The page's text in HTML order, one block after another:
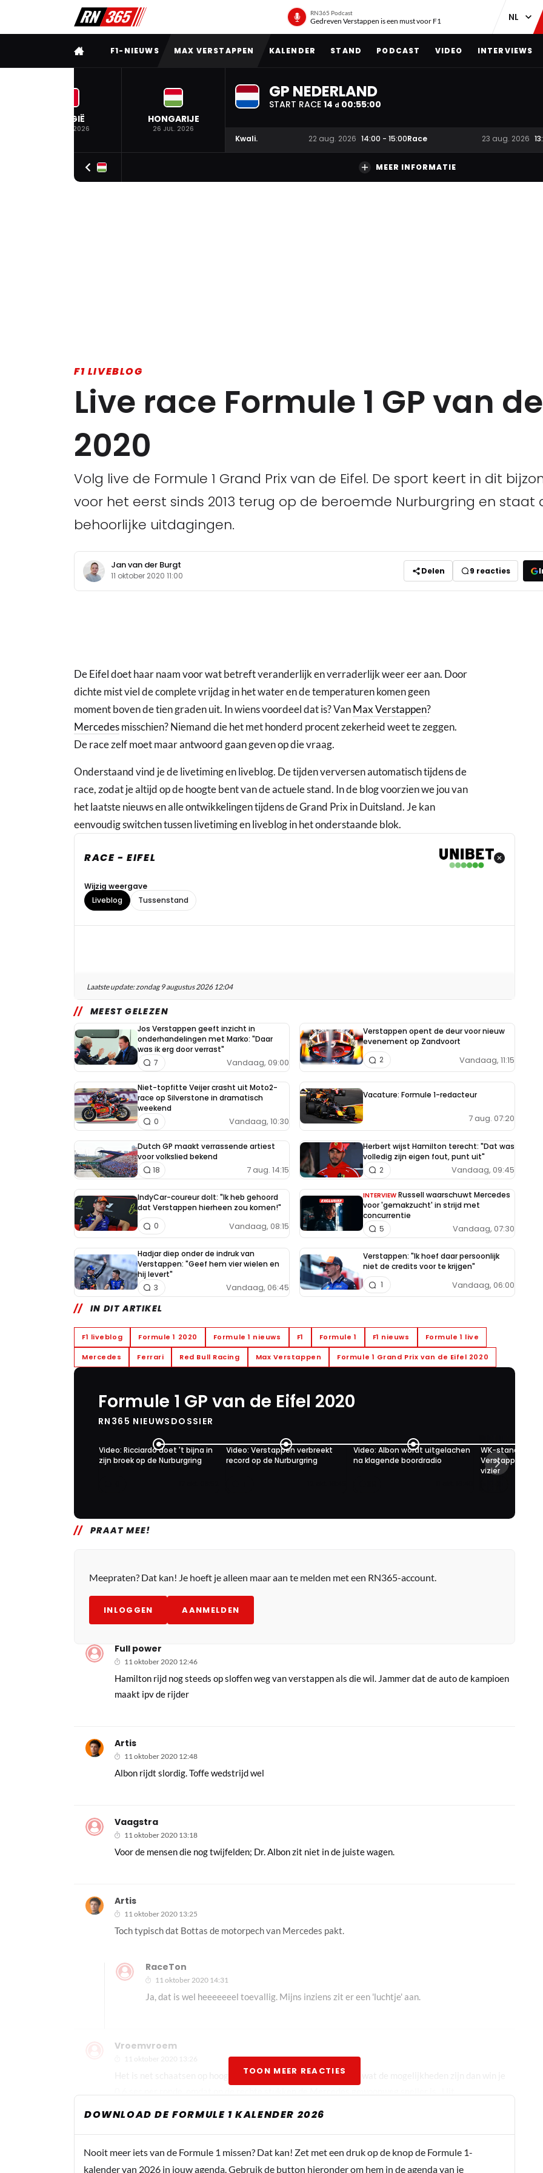
RN365 Podcast
Gedreven Verstappen is een must voor F1
VOLLEDIG MENU
F1-NIEUWS MAX VERSTAPPEN KALENDER STAND PODCAST VIDEO INTERVIEWS
BELGIË
19 JUL. 2026
HONGARIJE
26 JUL. 2026
GP NEDERLAND
START RACE 14 d 00:54:59
Kwali. 22 aug. 2026 14:00 - 15:00Race 23 aug. 2026
MEER INFORMATIE
F1 LIVEBLOG
Live race Formule 1 GP van
2020
Volg live de Formule 1 Grand Prix van de Eifel. De sport keert in dit
voor het eerst sinds 2013 terug op de beroemde Nurburgring en staat
behoorlijke uitdagingen.
Jan van der Burgt
11 oktober 2020 11:00 Delen 9 reacties
De Eifel doet haar naam voor wat betreft veranderlijk en verraderlijk weer eer aan. Door
dichte mist viel de complete vrijdag in het water en de temperaturen komen geen
moment boven de tien graden uit. In wiens voordeel dat is? VanMax Verstappen?
Mercedesmisschien? Niemand die het met honderd procent zekerheid weet te zeggen.
De race zelf moet maar antwoord gaan geven op die vraag.
Onderstaand vind je de livetiming en liveblog. De tijden verversen automatisch tijdens de
race, zodat je altijd op de hoogte bent van de actuele stand. In de blog voorzien we jou van
het laatste nieuws en alle ontwikkelingen tijdens de Grand Prix in Duitsland. Je kan
eenvoudig switchen tussen livetiming en liveblog in het onderstaande blok.
RACE - EIFEL
Wijzig weergave
Liveblog
Tussenstand
Laatste update: zondag 9 augustus 2026 12:04
MEEST GELEZEN
Jos Verstappen geeft inzicht in
onderhandelingen met Marko: "Daar
was ik erg door verrast"
Vandaag, 09:00
7
Verstappen opent de deur voor nieuw
evenement op Zandvoort
Vandaag, 11:15
2
Niet-topfitte Veijer crasht uit Moto2-
race op Silverstone in dramatisch
weekend
Vandaag, 10:30
0
Vacature: Formule 1-redacteur
7 aug. 07:20
Dutch GP maakt verrassende artiest
voor volkslied bekend
7 aug. 14:15
18
Herbert wijst Hamilton terecht: "Dat was
volledig zijn eigen fout, punt uit"
Vandaag, 09:45
2
IndyCar-coureur dolt: "Ik heb gehoord
dat Verstappen hierheen zou komen!"
Vandaag, 08:15
0
INTERVIEW Russell waarschuwt Mercedes
voor 'gemakzucht' in strijd met
concurrentie
Vandaag, 07:30
5
Hadjar diep onder de indruk van
Verstappen: "Geef hem vier wielen en
hij levert"
Vandaag, 06:45
3
Verstappen: "Ik hoef daar persoonlijk
niet de credits voor te krijgen"
Vandaag, 06:00
1
IN DIT ARTIKEL
F1 liveblog Formule 1 2020 Formule 1 nieuws F1 Formule 1 F1 nieuws Formule 1 live
Mercedes Ferrari Red Bull Racing Max Verstappen Formule 1 Grand Prix van de Eifel 2020
Formule 1 GP van de Eifel 2020
RN365 NIEUWSDOSSIER
Video: Ricciardo doet 't bijna in
zijn broek op de Nurburgring
Video: Verstappen verbreekt
record op de Nurburgring
Video: Albon wordt uitgelachen
na klagende boordradio
WK-stand
Verstappen
vizier
PRAAT MEE!
Meepraten? Dat kan! Je hoeft je alleen maar aan te melden met een RN365-account.
INLOGGEN AANMELDEN
Full power
11 oktober 2020 12:46
Hamilton rijd nog steeds op sloffen weg van verstappen als die wil. Jammer dat de auto de kampioen
maakt ipv de rijder
Artis
11 oktober 2020 12:48
Albon rijdt slordig. Toffe wedstrijd wel
Vaagstra
11 oktober 2020 13:18
Voor de mensen die nog twijfelden; Dr. Albon zit niet in de juiste wagen.
Artis
11 oktober 2020 13:25
Toch typisch dat Bottas de motorpech van Mercedes pakt.
RaceTon
11 oktober 2020 14:31
Ja, dat is wel heeeeeeel toevallig. Mijns inziens zit er een 'luchtje' aan.
Vroemvroem
11 oktober 2020 13:26
Het is net schaatsen op hoog niveau. Elke ronden precies doen wat de mogelijkheden zijn dan win je
11 oktober 2020 13:32
Hopelijk wordt Albon nu vervangen door Nico Hulkenberg . Wat een jammerhout die Albon denkt hij
TOON MEER REACTIES
DOWNLOAD DE FORMULE 1 KALENDER 2026
Nooit meer iets van de Formule 1 missen? Dat kan! Zet met een druk op de knop de Formule 1-
kalender van 2026 in jouw agenda. Gebruik de button hieronder om hem in de agenda van je